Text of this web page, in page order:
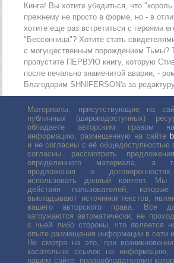
Кинга! Вы хотите убедиться, что
прежнему не просто в форме, но - в
хотите еще раз встретиться с героями
"Бессонница"? Хотите стать
с могущественным порождением Тьмы?
пропустите ПЕРВУЮ книгу, которую
после печально знаменитой аварии, -
Благодарим SHNIFERSON'а за
Материалы, присутствующие на
публичных (широкодоступных)
обладаете авторским правом
информацию, размещенную на сайте
и не согласны с её
согласны рассмотреть
определенного материала, а
предложения о
использовать данный контент. Мы
действия пользователей, которые
выкладывают источники текстов,
вашего авторского права. Все
загружаются автоматически, не
с чьей либо стороны, что является
опыте размещения информации в сети
Не смотря на это, при
касательно ссылок на
нашем сайте, правообладателями